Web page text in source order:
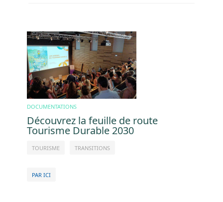
Image
DOCUMENTATIONS
Découvrez la feuille de route
Tourisme Durable 2030
TOURISME TRANSITIONS
PAR ICI